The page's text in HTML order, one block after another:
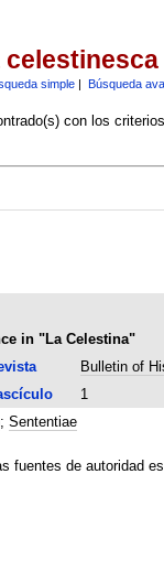
simple| Búsqueda
con los
in "La Celestina"
Bulletin of
1
; Sententiae
fuentes de autoridad